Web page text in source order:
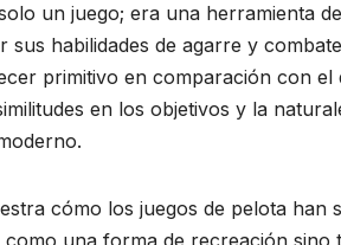
un juego; era una herramienta
sus habilidades de agarre y
primitivo en comparación con
en los objetivos y la
cómo los juegos de pelota han